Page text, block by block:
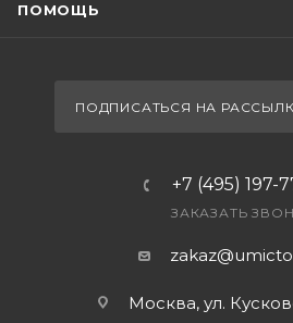
ПОМОЩЬ
ПОДПИСАТЬСЯ НА
+7 (495) 197-
ЗАКАЗАТЬ
Москва, ул.